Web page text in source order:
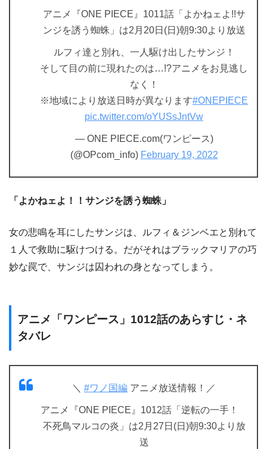
アニメ『ONE PIECE』1011話「よかねェよ!!サ
ンジを誘う蜘蛛」は2月20日(日)朝9:30より放送
ルフィ達と別れ、一人駆け出したサンジ！
そして目の前に現れたのは…!?アニメをお見逃し
なく！
※地域により放送日時が異なります#ONEPIECE
pic.twitter.com/oYUSsJntVw
— ONE PIECE.com(ワンピース)
(@OPcom_info) February 19, 2022
「よかねェよ！！サンジを誘う蜘蛛」
女の悲鳴を耳にしたサンジは、ルフィ＆ジンベエと別れて
１人で救助に駆けつける。だがそれはブラックマリアの巧
妙な罠で、サンジは囚われの身となってしまう。
アニメ「ワンピース」1012話のあらすじ・ネ
タバレ
＼ #ワノ国編 アニメ放送情報！／
アニメ『ONE PIECE』1012話「逆転の一手！
不死鳥マルコの炎」は2月27日(日)朝9:30より放
送